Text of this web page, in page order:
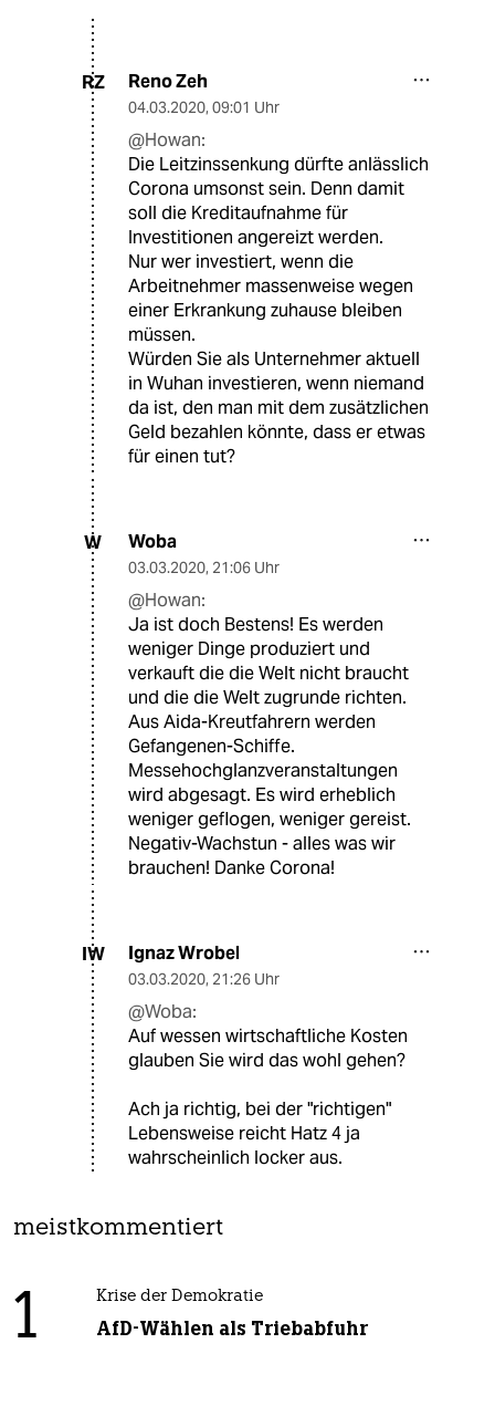
RZ Reno Zeh
04.03.2020, 09:01 Uhr
@Howan:
Die Leitzinssenkung dürfte anlässlich
Corona umsonst sein. Denn damit
soll die Kreditaufnahme für
Investitionen angereizt werden.
Nur wer investiert, wenn die
Arbeitnehmer massenweise wegen
einer Erkrankung zuhause bleiben
müssen.
Würden Sie als Unternehmer aktuell
in Wuhan investieren, wenn niemand
da ist, den man mit dem zusätzlichen
Geld bezahlen könnte, dass er etwas
für einen tut?
W Woba
03.03.2020, 21:06 Uhr
@Howan:
Ja ist doch Bestens! Es werden
weniger Dinge produziert und
verkauft die die Welt nicht braucht
und die die Welt zugrunde richten.
Aus Aida-Kreutfahrern werden
Gefangenen-Schiffe.
Messehochglanzveranstaltungen
wird abgesagt. Es wird erheblich
weniger geflogen, weniger gereist.
Negativ-Wachstun - alles was wir
brauchen! Danke Corona!
IW Ignaz Wrobel
03.03.2020, 21:26 Uhr
@Woba:
Auf wessen wirtschaftliche Kosten
glauben Sie wird das wohl gehen?
Ach ja richtig, bei der "richtigen"
Lebensweise reicht Hatz 4 ja
wahrscheinlich locker aus.
meistkommentiert
1 Krise der Demokratie
AfD-Wählen als Triebabfuhr